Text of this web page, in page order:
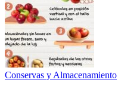
Conservas y Almacenamiento